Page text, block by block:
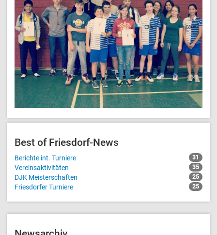
Best of Friesdorf-News
Berichte int. Turniere 31
Vereinsaktivitäten 35
DJK Meisterschaften 25
Friesdorfer Turniere 25